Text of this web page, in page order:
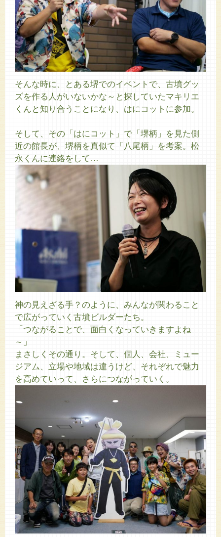
そんな時に、とある堺でのイベントで、古墳グッ
ズを作る人がいないかな～と探していたマキリエ
くんと知り合うことになり、はにコットに参加。
そして、その「はにコット」で「堺柄」を見た側
近の館長が、堺柄を真似て「八尾柄」を考案。松
永くんに連絡をして…
神の見えざる手？のように、みんなが関わること
で広がっていく古墳ビルダーたち。
「つながることで、面白くなっていきますよね
～」
まさしくその通り。そして、個人、会社、ミュー
ジアム、立場や地域は違うけど、それぞれで魅力
を高めていって、さらにつながっていく。